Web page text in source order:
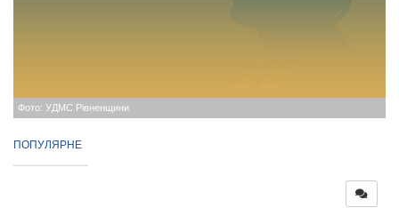
Фото: УДМС Рівненщини
ПОПУЛЯРНЕ